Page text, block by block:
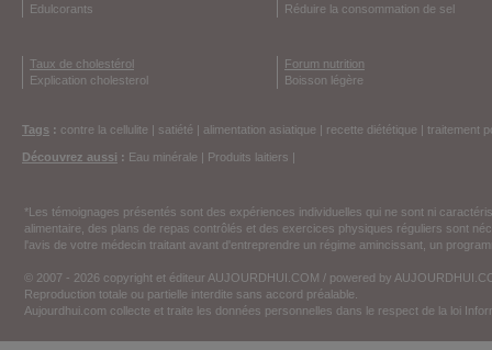
Edulcorants
Réduire la consommation de sel
Taux de cholestérol
Explication cholesterol
Forum nutrition
Boisson légère
Tags : contre la cellulite | satiété | alimentation asiatique | recette diététique | traitement
Découvrez aussi : Eau minérale | Produits laitiers |
*Les témoignages présentés sont des expériences individuelles qui ne sont ni
alimentaire, des plans de repas contrôlés et des exercices physiques réguliers sont
l'avis de votre médecin traitant avant d'entreprendre un régime amincissant, un
© 2007 - 2026 copyright et éditeur AUJOURDHUI.COM / powered by
Reproduction totale ou partielle interdite sans accord préalable.
Aujourdhui.com collecte et traite les données personnelles dans le respect de la loi